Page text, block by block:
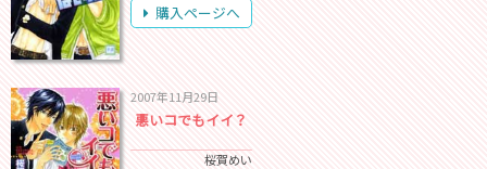
購入ページへ
2007年11月29日
悪いコでもイイ？
桜賀めい